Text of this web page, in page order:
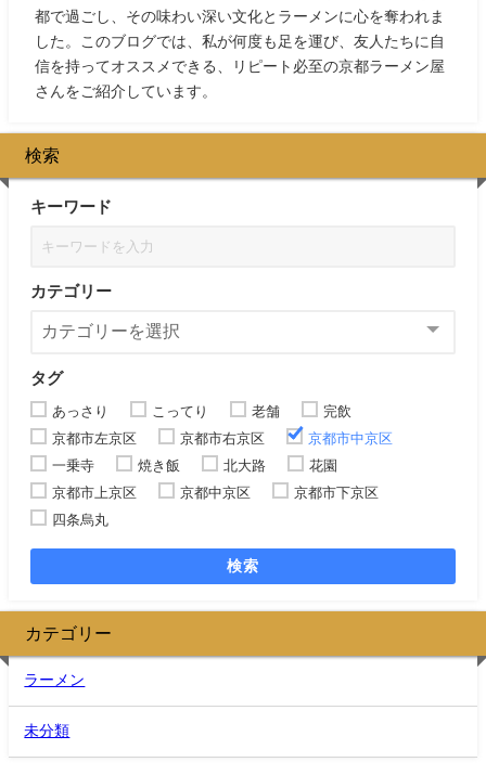
都で過ごし、その味わい深い文化とラーメンに心を奪われま
した。このブログでは、私が何度も足を運び、友人たちに自
信を持ってオススメできる、リピート必至の京都ラーメン屋
さんをご紹介しています。
検索
キーワード
カテゴリー
タグ
あっさり こってり 老舗
完飲
京都市左京区
京都市右京区
京都市中京区
一乗寺
焼き飯 北大路
花園
京都市上京区
京都中京区
京都市下京区
四条烏丸
検索
カテゴリー
ラーメン
未分類